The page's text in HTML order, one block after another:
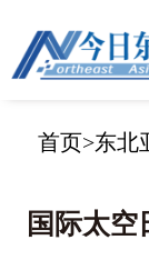
首页>东北
国际太空